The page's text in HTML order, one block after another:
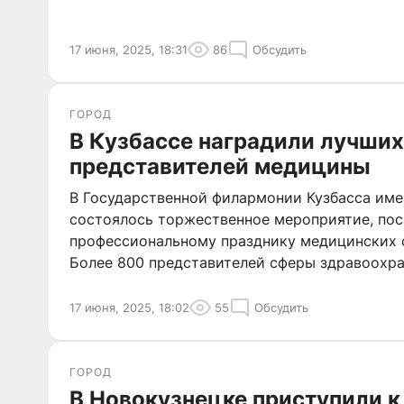
17 июня, 2025, 18:31 86 Обсудить
ГОРОД
В Кузбассе наградили лучших
представителей медицины
В Государственной филармонии Кузбасса
состоялось торжественное мероприятие,
профессиональному празднику медицинских
Более 800 представителей сферы
специалистов высшими региональными и
17 июня, 2025, 18:02 55 Обсудить
ГОРОД